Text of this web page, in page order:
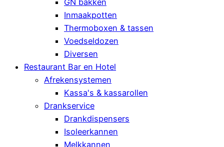
GN bakken
Inmaakpotten
Thermoboxen & tassen
Voedseldozen
Diversen
Restaurant Bar en Hotel
Afrekensystemen
Kassa's & kassarollen
Drankservice
Drankdispensers
Isoleerkannen
Melkkannen